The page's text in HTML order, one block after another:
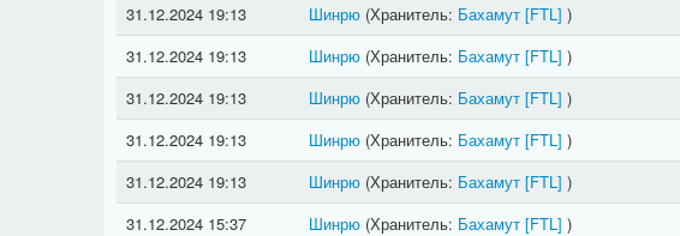
31.12.2024 19:13
Шинрю(Хранитель: Бахамут [FTL] )
31.12.2024 19:13
Шинрю(Хранитель: Бахамут [FTL] )
31.12.2024 19:13
Шинрю(Хранитель: Бахамут [FTL] )
31.12.2024 19:13
Шинрю(Хранитель: Бахамут [FTL] )
31.12.2024 19:13
Шинрю(Хранитель: Бахамут [FTL] )
31.12.2024 15:37
Шинрю(Хранитель: Бахамут [FTL] )